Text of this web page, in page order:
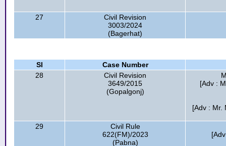
27
Civil Revision
3003/2024
(Bagerhat)
Sl
Case Number
28
Civil Revision
3649/2015
(Gopalgonj)
[Adv :
[Adv : Mr.
29
Civil Rule
622(FM)/2023
(Pabna)